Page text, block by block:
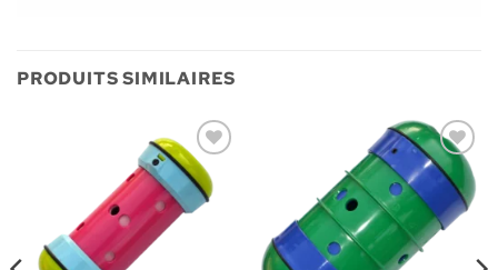
PRODUITS SIMILAIRES
Ajouter
à la liste
de
souhaits
Ajouter
à la liste
de
souhaits